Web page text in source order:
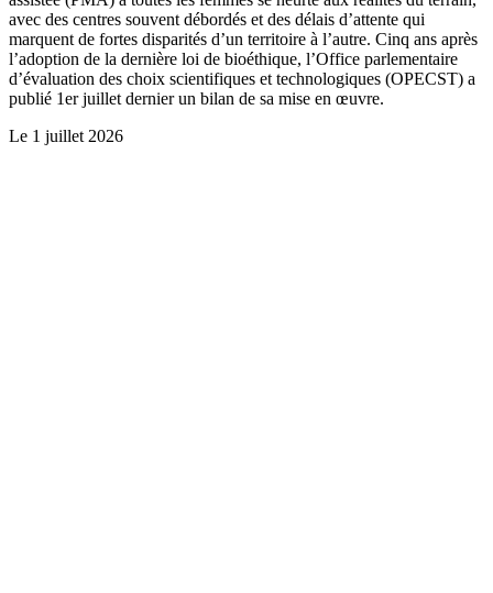
avec des centres souvent débordés et des délais d’attente qui
marquent de fortes disparités d’un territoire à l’autre. Cinq ans après
l’adoption de la dernière loi de bioéthique, l’Office parlementaire
d’évaluation des choix scientifiques et technologiques (OPECST) a
publié 1er juillet dernier un bilan de sa mise en œuvre.
Le 1 juillet 2026